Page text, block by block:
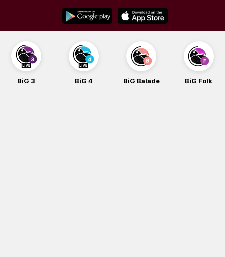
content
BiG 3 BiG 4 BiG Balade BiG Folk